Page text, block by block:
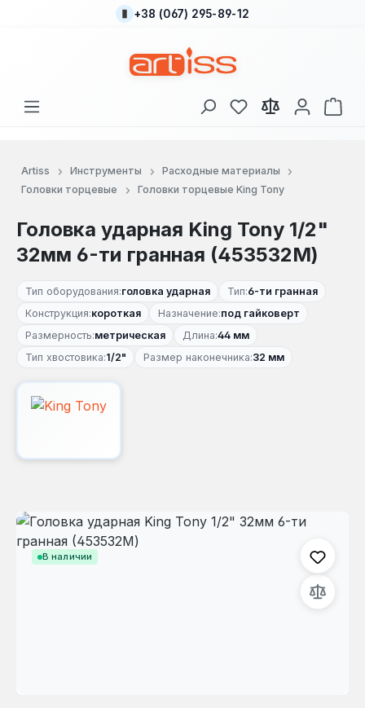
Перейти к основному содержанию
+38 (067) 295-89-12
У вас есть товары
В
Artiss Инструменты
Расходные материалы
Головки торцевые
Головки торцевые King Tony
Головка ударная King Tony 1/2"
32мм 6-ти гранная (453532M)
Тип оборудования:головка ударная Тип:6-ти гранная
Конструкция:короткая Назначение:под гайковерт
Размерность:метрическая Длина:44 мм
Тип хвостовика:1/2" Размер наконечника:32 мм
В наличии
Пропустить галерею изображений